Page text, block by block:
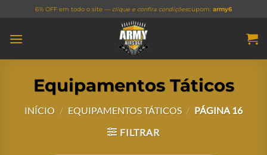
content
6% OFF em todo o site — clique e confira condiçõescupom: army6
Equipamentos Táticos
INÍCIO / EQUIPAMENTOS TÁTICOS / PÁGINA 16
FILTRAR